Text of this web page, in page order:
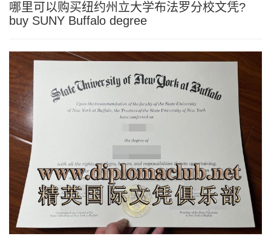
哪里可以购买纽约州立大学布法罗分校文凭?
buy SUNY Buffalo degree